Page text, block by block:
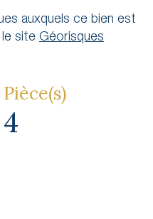
auxquels ce bien est
site Géorisques
Pièce(s)
4